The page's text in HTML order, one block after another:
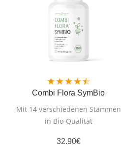
Combi Flora SymBio
Mit 14 verschiedenen Stämmen
in Bio-Qualität
32.90€